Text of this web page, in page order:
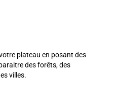
plateau en posant des
des forêts, des
villes.